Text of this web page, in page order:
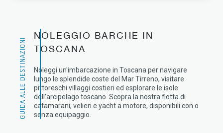
GUIDA ALLE DESTINAZIONI
NOLEGGIO BARCHE IN
TOSCANA
Noleggi un'imbarcazione in Toscana per navigare
lungo le splendide coste del Mar Tirreno, visitare
pittoreschi villaggi costieri ed esplorare le isole
dell'arcipelago toscano. Scopra la nostra flotta di
catamarani, velieri e yacht a motore, disponibili con o
senza equipaggio.